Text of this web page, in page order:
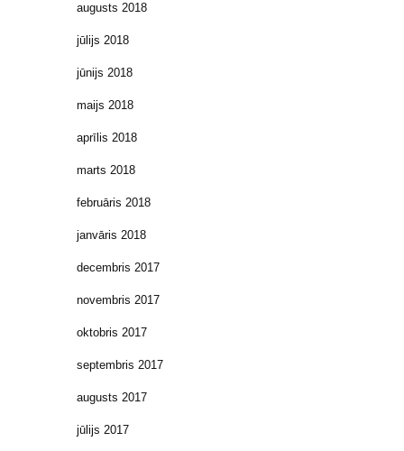
augusts 2018
jūlijs 2018
jūnijs 2018
maijs 2018
aprīlis 2018
marts 2018
februāris 2018
janvāris 2018
decembris 2017
novembris 2017
oktobris 2017
septembris 2017
augusts 2017
jūlijs 2017